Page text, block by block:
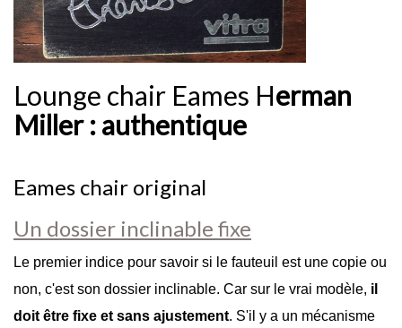
Lounge chair Eames Herman
Miller : authentique
Eames chair original
Un dossier inclinable fixe
Le premier indice pour savoir si le fauteuil est une copie ou
non, c'est son dossier inclinable. Car sur le vrai modèle, il
doit être fixe et sans ajustement. S'il y a un mécanisme